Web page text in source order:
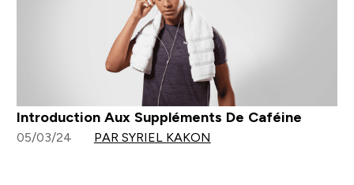
Introduction Aux Suppléments De Caféine
05/03/24 PAR SYRIEL KAKON